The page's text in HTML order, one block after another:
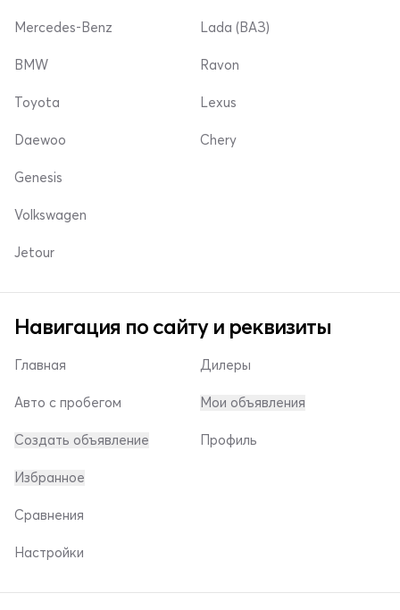
Mercedes-Benz Lada (ВАЗ)
BMW
Toyota
Daewoo
Ravon
Lexus
Chery
Genesis
Volkswagen
Jetour
Навигация по сайту и реквизиты
Главная
Авто с пробегом
Создать объявление
Дилеры
Мои объявления
Профиль
Избранное
Сравнения
Настройки